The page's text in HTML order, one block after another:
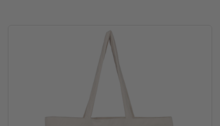
Druckstand: auf der Vorderseite